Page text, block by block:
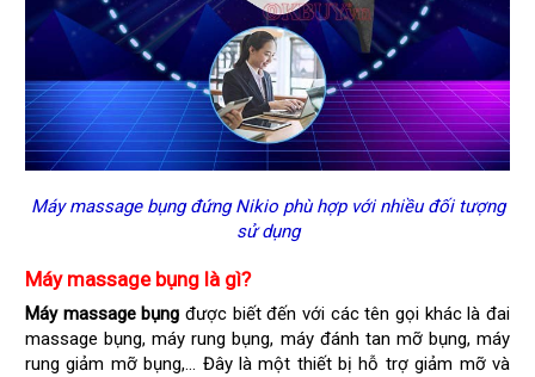
Máy massage bụng đứng Nikio phù hợp với nhiều đối tượng
sử dụng
Máy massage bụng là gì?
Máy massage bụng được biết đến với các tên gọi khác là đai
massage bụng, máy rung bụng, máy đánh tan mỡ bụng, máy
rung giảm mỡ bụng,... Đây là một thiết bị hỗ trợ giảm mỡ và